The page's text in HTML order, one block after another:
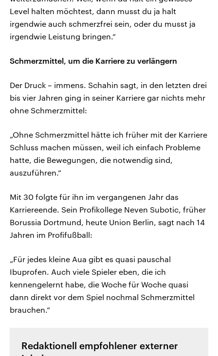
Level halten möchtest, dann musst du ja halt
irgendwie auch schmerzfrei sein, oder du musst ja
irgendwie Leistung bringen.“
Schmerzmittel, um die Karriere zu verlängern
Der Druck – immens. Schahin sagt, in den letzten drei
bis vier Jahren ging in seiner Karriere gar nichts mehr
ohne Schmerzmittel:
„Ohne Schmerzmittel hätte ich früher mit der Karriere
Schluss machen müssen, weil ich einfach Probleme
hatte, die Bewegungen, die notwendig sind,
auszuführen.“
Mit 30 folgte für ihn im vergangenen Jahr das
Karriereende. Sein Profikollege Neven Subotic, früher
Borussia Dortmund, heute Union Berlin, sagt nach 14
Jahren im Profifußball:
„Für jedes kleine Aua gibt es quasi pauschal
Ibuprofen. Auch viele Spieler eben, die ich
kennengelernt habe, die Woche für Woche quasi
dann direkt vor dem Spiel nochmal Schmerzmittel
brauchen.“
Redaktionell empfohlener externer